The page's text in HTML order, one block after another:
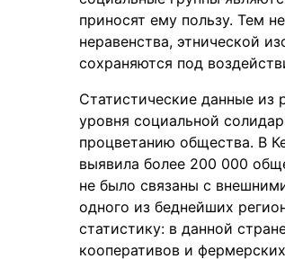
приносят ему пользу. Тем
неравенства, этнической
сохраняются под
Статистические данные из
уровня социальной
процветанию общества. В
выявила более 200 000
не было связаны с
одного из беднейших
статистику: в данной
кооперативов и